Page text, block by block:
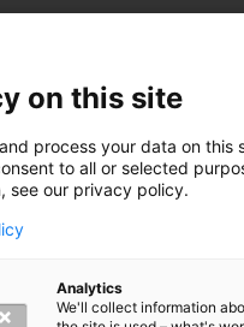
på Skövde Energi.
plasten. Vi har
gjorda på
on this site
process your data on
to all or selected
see our privacy policy.
Analytics
We'll collect information